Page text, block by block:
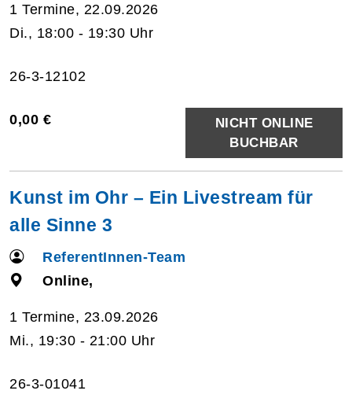
1 Termine, 22.09.2026
Di., 18:00 - 19:30 Uhr
26-3-12102
0,00 €
NICHT ONLINE
BUCHBAR
Kunst im Ohr – Ein Livestream für
alle Sinne 3
ReferentInnen-Team
Online,
1 Termine, 23.09.2026
Mi., 19:30 - 21:00 Uhr
26-3-01041